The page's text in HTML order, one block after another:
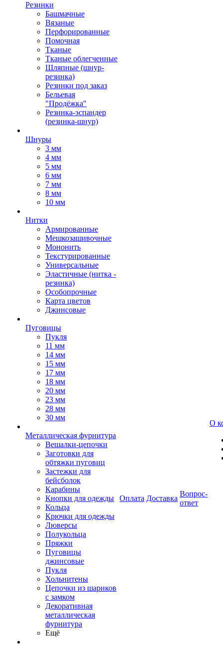
Резинки
Башмачные
Вязаные
Перфорированные
Помочная
Тканые
Тканые облегченные
Шляпные (шнур-
резинка)
Резинки под заказ
Бельевая
"Продёжка"
Резинка-эспандер
(резинка-шнур)
Шнуры
3 мм
4 мм
5 мм
6 мм
7 мм
8 мм
10 мм
Нитки
Армированные
Мешкозашивочные
Мононить
Текстурированные
Универсальные
Эластичные (нитка -
резинка)
Особопрочные
Карта цветов
Джинсовые
Пуговицы
Пукля
11 мм
14 мм
15 мм
17 мм
18 мм
20 мм
23 мм
28 мм
30 мм
Металлическая фурнитура
Вешалки-цепочки
Заготовки для
обтяжки пуговиц
Застежки для
бейсболок
Карабины
Кнопки для одежды
Кольца
Крючки для одежды
Люверсы
Полукольца
Пряжки
Пуговицы
джинсовые
Пукля
Хольнитены
Цепочки из шариков
с замком
Декоративная
металлическая
фурнитура
Ещё
Оплата Доставка
Вопрос-
ответ
О